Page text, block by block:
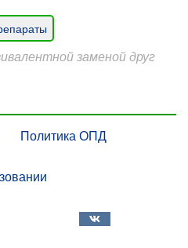
заменой друг
Политика ОПД